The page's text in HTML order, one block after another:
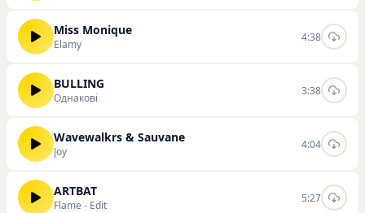
Miss Monique
Elamy
4:38
BULLING
Однакові
3:38
Wavewalkrs & Sauvane
Joy
4:04
ARTBAT
Flame - Edit
5:27